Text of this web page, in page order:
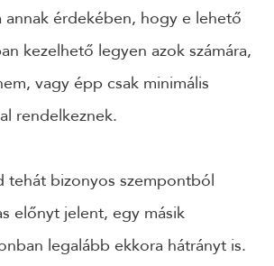
annak érdekében, hogy e lehető
kezelhető legyen azok számára,
vagy épp csak minimális
rendelkeznek.
tehát bizonyos szempontból
előnyt jelent, egy másik
legalább ekkora hátrányt is.